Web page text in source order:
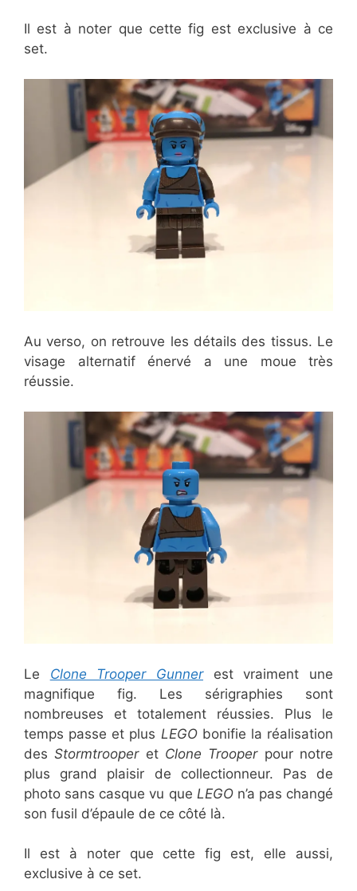
Il est à noter que cette fig est exclusive à ce
set.
Au verso, on retrouve les détails des tissus. Le
visage alternatif énervé a une moue très
réussie.
Le Clone Trooper Gunnerest vraiment une
magnifique fig. Les sérigraphies sont
nombreuses et totalement réussies. Plus le
temps passe et plus LEGObonifie la réalisation
desStormtrooperet Clone Trooperpour notre
plus grand plaisir de collectionneur. Pas de
photo sans casque vu que LEGOn’a pas changé
son fusil d’épaule de ce côté là.
Il est à noter que cette fig est, elle aussi,
exclusive à ce set.